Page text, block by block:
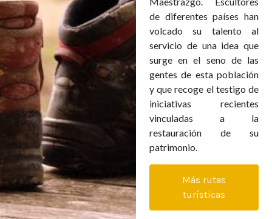
de diferentes países han
volcado su talento al
servicio de una idea que
surge en el seno de las
gentes de esta población
y que recoge el testigo de
iniciativas recientes
vinculadas a la
restauración de su
patrimonio.
Más rutas
turísticas